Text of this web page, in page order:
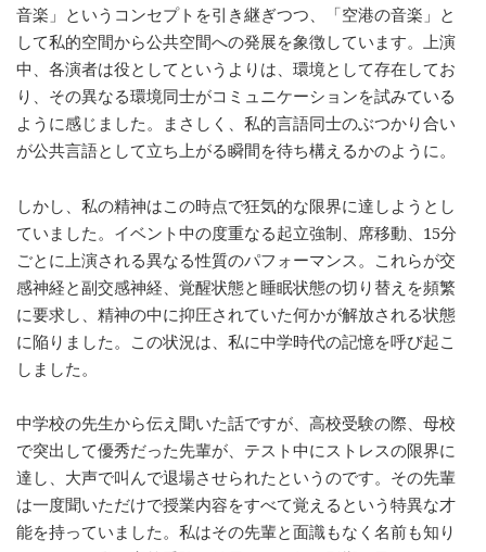
音楽」というコンセプトを引き継ぎつつ、「空港の音楽」と
して私的空間から公共空間への発展を象徴しています。上演
中、各演者は役としてというよりは、環境として存在してお
り、その異なる環境同士がコミュニケーションを試みている
ように感じました。まさしく、私的言語同士のぶつかり合い
が公共言語として立ち上がる瞬間を待ち構えるかのように。
しかし、私の精神はこの時点で狂気的な限界に達しようとし
ていました。イベント中の度重なる起立強制、席移動、15分
ごとに上演される異なる性質のパフォーマンス。これらが交
感神経と副交感神経、覚醒状態と睡眠状態の切り替えを頻繁
に要求し、精神の中に抑圧されていた何かが解放される状態
に陥りました。この状況は、私に中学時代の記憶を呼び起こ
しました。
中学校の先生から伝え聞いた話ですが、高校受験の際、母校
で突出して優秀だった先輩が、テスト中にストレスの限界に
達し、大声で叫んで退場させられたというのです。その先輩
は一度聞いただけで授業内容をすべて覚えるという特異な才
能を持っていました。私はその先輩と面識もなく名前も知り